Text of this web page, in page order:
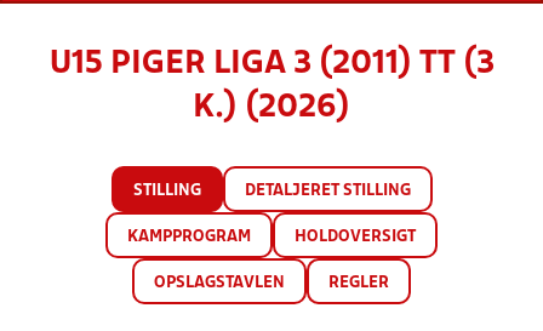
U15 PIGER LIGA 3 (2011) TT (3
K.) (2026)
STILLING DETALJERET STILLING
KAMPPROGRAM HOLDOVERSIGT
OPSLAGSTAVLEN REGLER